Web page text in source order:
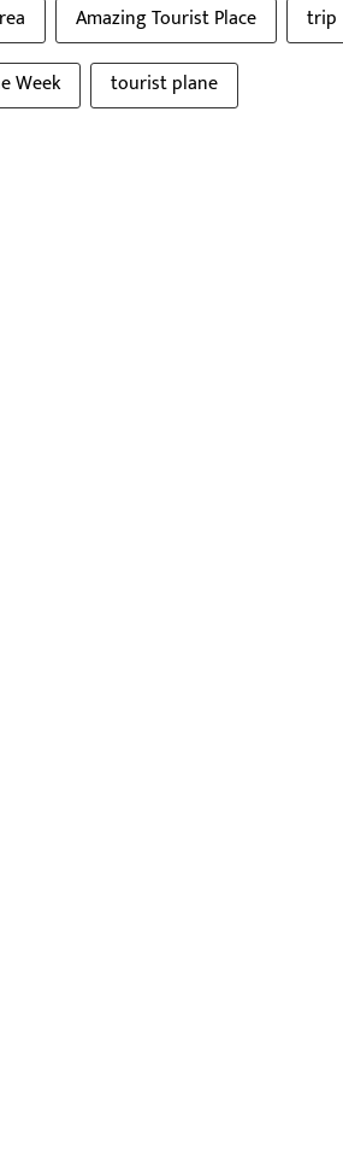
Amazing Tourist Place
trip
Week tourist plane